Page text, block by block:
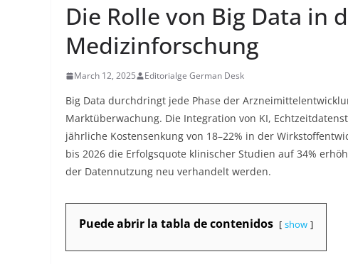
Die Rolle von Big Data in
Medizinforschung
March 12, 2025 Editorialge German Desk
Big Data durchdringt jede Phase der
Marktüberwachung. Die Integration von KI,
jährliche Kostensenkung von 18–22% in der
bis 2026 die Erfolgsquote klinischer Studien auf 34%
der Datennutzung neu verhandelt werden.
Puede abrir la tabla de contenidos show